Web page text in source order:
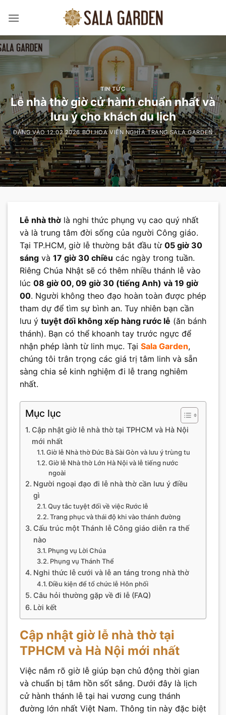
qua
dung
TIN TỨC
Lễ nhà thờ giờ cử hành chuẩn nhất và
lưu ý cho khách du lịch
ĐĂNG VÀO12.02.2026 BỞIHOA VIÊN NGHĨA TRANG SALA GARDEN
Lễ nhà thờ là nghi thức phụng vụ cao quý nhất
và là trung tâm đời sống của người Công giáo.
Tại TP.HCM, giờ lễ thường bắt đầu từ 05 giờ 30
sáng và 17 giờ 30 chiều các ngày trong tuần.
Riêng Chúa Nhật sẽ có thêm nhiều thánh lễ vào
lúc 08 giờ 00, 09 giờ 30 (tiếng Anh) và 19 giờ
00. Người không theo đạo hoàn toàn được phép
tham dự để tìm sự bình an. Tuy nhiên bạn cần
lưu ý tuyệt đối không xếp hàng rước lễ (ăn bánh
thánh). Bạn có thể khoanh tay trước ngực để
nhận phép lành từ linh mục. Tại Sala Garden,
chúng tôi trân trọng các giá trị tâm linh và sẵn
sàng chia sẻ kinh nghiệm đi lễ trang nghiêm
nhất.
Mục lục
Cập nhật giờ lễ nhà thờ tại TPHCM và Hà Nội
mới nhất
Giờ lễ Nhà thờ Đức Bà Sài Gòn và lưu ý trùng tu
Giờ lễ Nhà thờ Lớn Hà Nội và lễ tiếng nước
ngoài
Người ngoại đạo đi lễ nhà thờ cần lưu ý điều
gì
Quy tắc tuyệt đối về việc Rước lễ
Trang phục và thái độ khi vào thánh đường
Cấu trúc một Thánh lễ Công giáo diễn ra thế
nào
Phụng vụ Lời Chúa
Phụng vụ Thánh Thể
Nghi thức lễ cưới và lễ an táng trong nhà thờ
Điều kiện để tổ chức lễ Hôn phối
Câu hỏi thường gặp về đi lễ (FAQ)
Lời kết
Cập nhật giờ lễ nhà thờ tại
TPHCM và Hà Nội mới nhất
Việc nắm rõ giờ lễ giúp bạn chủ động thời gian
và chuẩn bị tâm hồn sốt sắng. Dưới đây là lịch
cử hành thánh lễ tại hai vương cung thánh
đường lớn nhất Việt Nam. Thông tin này đặc biệt